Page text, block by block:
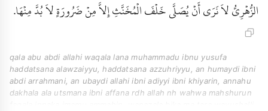
الزُّهْرِيُّ لاَ نَرَى أَنْ يُصَلَّى خَلْفَ الْمُخَنَّثِ إِلاَّ مِنْ ضَرُورَةٍ لاَ بُدَّ مِنْهَا.
qala abu abdi allahi waqala lana muhammadu ibnu yusufa
haddatsana alawzaiyyu, haddatsana azzuhriyyu, an humaydi ibni
abdi arrahmani, an ubaydi allahi ibni adiyyi ibni khiyarin, annahu
dakhala ala utsmana ibni affana rdh allah nh wahwa mahshurun